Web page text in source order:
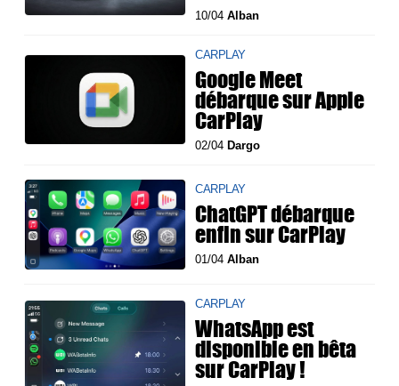
10/04Alban
CARPLAY
Google Meet
débarque sur Apple
CarPlay
02/04Dargo
CARPLAY
ChatGPT débarque
enfin sur CarPlay
01/04Alban
CARPLAY
WhatsApp est
disponible en bêta
sur CarPlay !